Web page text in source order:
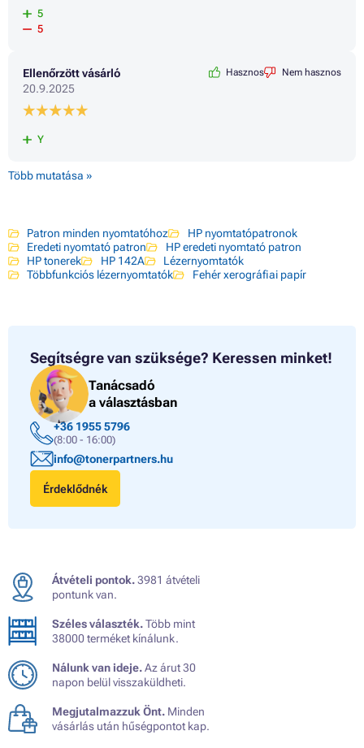
5
5
Ellenőrzött vásárló
20.9.2025
Hasznos Nem hasznos
Y
Több mutatása »
Patron minden nyomtatóhoz
HP nyomtatópatronok
Eredeti nyomtató patron
HP eredeti nyomtató patron
HP tonerek
HP 142A
Lézernyomtatók
Többfunkciós lézernyomtatók
Fehér xerográfiai papír
Segítségre van szüksége? Keressen minket!
Tanácsadó
a választásban
+36 1955 5796
(8:00 - 16:00)
info@tonerpartners.hu
Érdeklődnék
Átvételi pontok.3981 átvételi
pontunk van.
Széles választék.Több mint
38000 terméket kínálunk.
Nálunk van ideje.Az árut 30
napon belül visszaküldheti.
Megjutalmazzuk Önt. Minden
vásárlás után hűségpontot kap.